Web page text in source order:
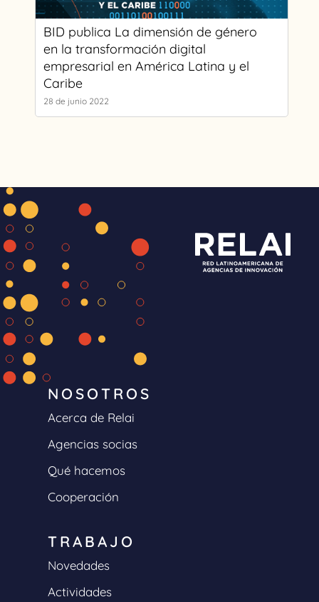
BID publica La dimensión de género
en la transformación digital
empresarial en América Latina y el
Caribe
28 de junio 2022
NOSOTROS
Acerca de Relai
Agencias socias
Qué hacemos
Cooperación
TRABAJO
Novedades
Actividades